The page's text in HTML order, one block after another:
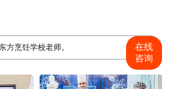
方烹饪学校老师。
在线
咨询